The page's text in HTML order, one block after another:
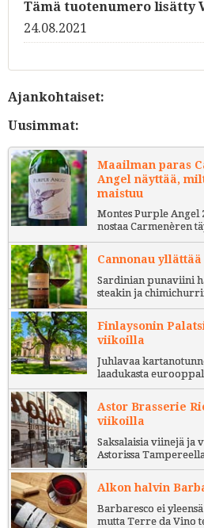
Tämä tuotenumero lisätty
24.08.2021
Ajankohtaiset:
Uusimmat:
Maailman paras
Angel näyttää,
maistuu
Montes Purple Angel
nostaa Carmenèren
Cannonau
Sardinian punaviini
steakin ja
Finlaysonin
viikoilla
Juhlavaa
laadukasta
Astor Brasserie
viikoilla
Saksalaisia viinejä ja
Astorissa
Alkon halvin
Barbaresco ei
mutta Terre da Vino